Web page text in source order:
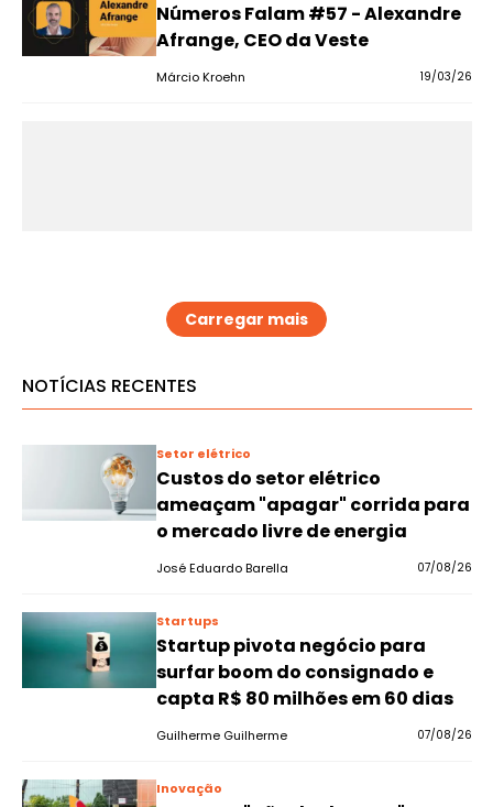
Números Falam #57 - Alexandre
Afrange, CEO da Veste
Márcio Kroehn 19/03/26
Carregar mais
NOTÍCIAS RECENTES
Setor elétrico
Custos do setor elétrico
ameaçam "apagar" corrida para
o mercado livre de energia
José Eduardo Barella 07/08/26
Startups
Startup pivota negócio para
surfar boom do consignado e
capta R$ 80 milhões em 60 dias
Guilherme Guilherme 07/08/26
Inovação